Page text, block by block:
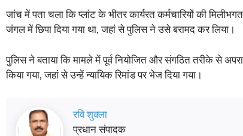
जांच में पता चला कि प्लांट के भीतर कार्यरत कर्मचारियों की
जंगल में छिपा दिया गया था, जहां से पुलिस ने उसे बरामद कर लिया।
पुलिस ने बताया कि मामले में पूर्व नियोजित और संगठित तरीके से
किया गया, जहां से उन्हें न्यायिक रिमांड पर भेज दिया गया।
रवि शुक्ला
प्रधान संपादक